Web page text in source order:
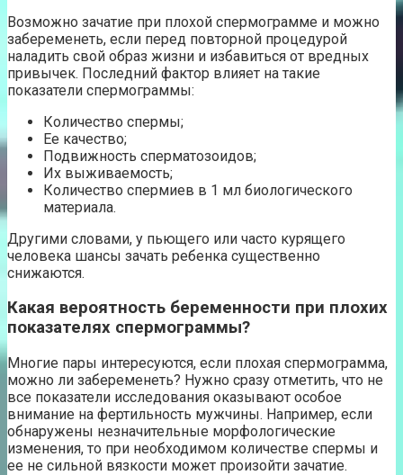
Возможно зачатие при плохой спермограмме и можно
забеременеть, если перед повторной процедурой
наладить свой образ жизни и избавиться от вредных
привычек. Последний фактор влияет на такие
показатели спермограммы:
Количество спермы;
Ее качество;
Подвижность сперматозоидов;
Их выживаемость;
Количество спермиев в 1 мл биологического
материала.
Другими словами, у пьющего или часто курящего
человека шансы зачать ребенка существенно
снижаются.
Какая вероятность беременности при плохих
показателях спермограммы?
Многие пары интересуются, если плохая спермограмма,
можно ли забеременеть? Нужно сразу отметить, что не
все показатели исследования оказывают особое
внимание на фертильность мужчины. Например, если
обнаружены незначительные морфологические
изменения, то при необходимом количестве спермы и
ее не сильной вязкости может произойти зачатие.